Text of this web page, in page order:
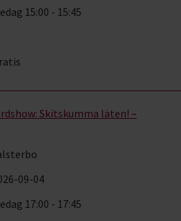
15:00 - 15:45
Skitskumma läten! –
09-04
17:00 - 17:45